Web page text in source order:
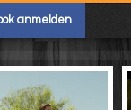
anmelden